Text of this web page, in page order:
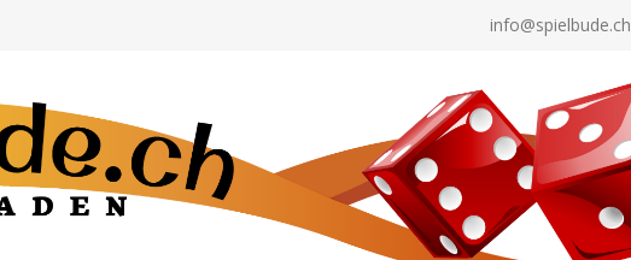
info@spielbude.ch